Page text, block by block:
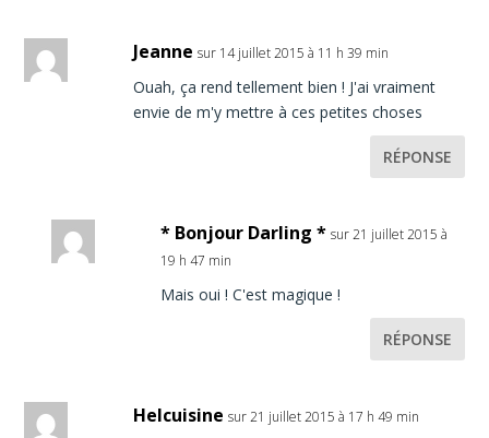
Jeanne sur 14 juillet 2015 à 11 h 39 min
Ouah, ça rend tellement bien ! J'ai vraiment
envie de m'y mettre à ces petites choses
RÉPONSE
* Bonjour Darling * sur 21 juillet 2015 à
19 h 47 min
Mais oui ! C'est magique !
RÉPONSE
Helcuisine sur 21 juillet 2015 à 17 h 49 min